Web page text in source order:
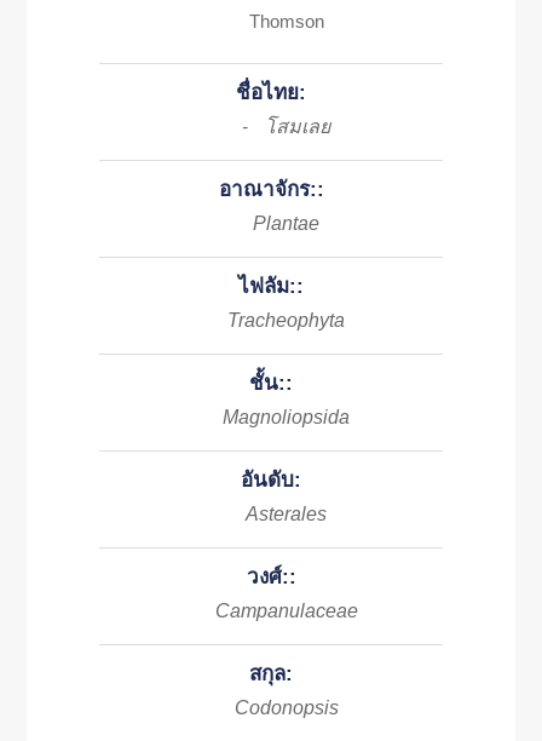
Thomson
ชื่อไทย:
- โสมเลย
อาณาจักร::
Plantae
ไฟลัม::
Tracheophyta
ชั้น::
Magnoliopsida
อันดับ:
Asterales
วงศ์::
Campanulaceae
สกุล:
Codonopsis